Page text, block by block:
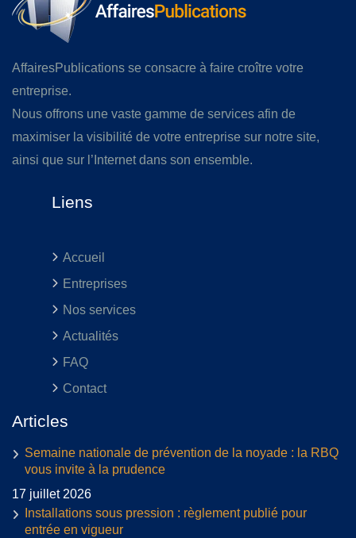
AffairesPublications se consacre à faire croître votre
entreprise.
Nous offrons une vaste gamme de services afin de
maximiser la visibilité de votre entreprise sur notre site,
ainsi que sur l’Internet dans son ensemble.
Liens
Accueil
Entreprises
Nos services
Actualités
FAQ
Contact
Articles
Semaine nationale de prévention de la noyade : la RBQ
vous invite à la prudence
17 juillet 2026
Installations sous pression : règlement publié pour
entrée en vigueur